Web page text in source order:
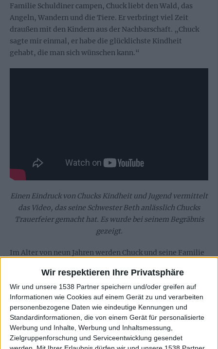
Wir respektieren Ihre Privatsphäre
Wir und unsere 1538 Partner speichern und/oder greifen auf
Informationen wie Cookies auf einem Gerät zu und verarbeiten
personenbezogene Daten wie eindeutige Kennungen und
Standardinformationen, die von einem Gerät für personalisierte
Werbung und Inhalte, Werbung und Inhaltsmessung,
Zielgruppenforschung und Serviceentwicklung gesendet
Familie Schuldiner campen, Chuck liebt den Wald, das
Angeln, Wandern und die Tiere. Er verbringt viel Zeit
draußen mit den Kindern aus der Nachbarschaft. „Chuck
sagte mir einmal, er habe die glücklichste Kindheit
gehabt, die man sich wünschen kann.“
Einen Eindruck von Chucks Kindheit und Jugend vermittelt
das Video, das seine Schwester Beth anlässlich Chucks
Trauerfeier gemacht hat. Es wurde bei seinem Begräbnis
gezeigt.
Im Alter von neun Jahren werden Chuck und seine Familie
auf dem Heimweg tödlich mit dem Auto verunglückt.
Chuck stand Frank sehr nahe, sein Tod nimmt ihn sehr mit.
Um ihn von dem tragischen Verlust abzulenken und ihn zu
beschäftigen, schenken ihm seine Eltern eine Gitarre und
schicken ihn in den Gitarrenunterricht. Es macht ihm Spaß
und er lernt schnell. Etwa ein halbes Jahr hat er Unterricht
an der Musikschule. Als er dort allerdings „Mary Had A